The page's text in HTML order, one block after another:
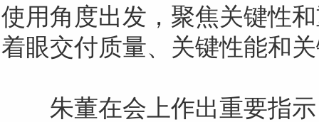
使用角度出发，聚焦关键性
着眼交付质量、关键性能和
朱董在会上作出重要指示